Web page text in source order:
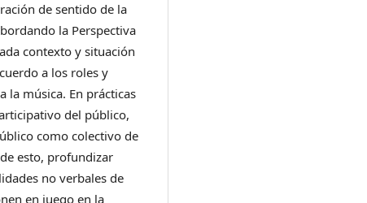
de sentido de la
la Perspectiva
contexto y situación
a los roles y
la música. En prácticas
del público,
como colectivo de
esto, profundizar
no verbales de
en juego en la